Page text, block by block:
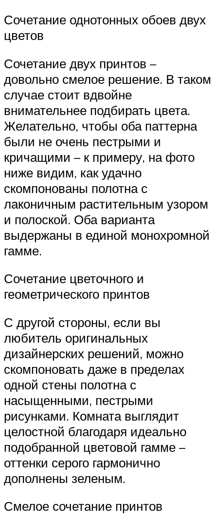
Сочетание однотонных обоев двух
цветов
Сочетание двух принтов –
довольно смелое решение. В таком
случае стоит вдвойне
внимательнее подбирать цвета.
Желательно, чтобы оба паттерна
были не очень пестрыми и
кричащими – к примеру, на фото
ниже видим, как удачно
скомпонованы полотна с
лаконичным растительным узором
и полоской. Оба варианта
выдержаны в единой монохромной
гамме.
Сочетание цветочного и
геометрического принтов
С другой стороны, если вы
любитель оригинальных
дизайнерских решений, можно
скомпоновать даже в пределах
одной стены полотна с
насыщенными, пестрыми
рисунками. Комната выглядит
целостной благодаря идеально
подобранной цветовой гамме –
оттенки серого гармонично
дополнены зеленым.
Смелое сочетание принтов